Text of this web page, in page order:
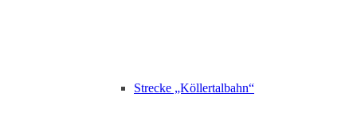
Strecke „Köllertalbahn“